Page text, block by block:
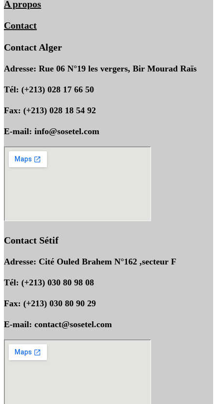
A propos
Contact
Contact Alger
Adresse: Rue 06 N°19 les vergers, Bir Mourad Raïs
Tél: (+213) 028 17 66 50
Fax: (+213) 028 18 54 92
E-mail: info@sosetel.com
Contact Sétif
Adresse: Cité Ouled Brahem N°162 ,secteur F
Tél: (+213) 030 80 98 08
Fax: (+213) 030 80 90 29
E-mail: contact@sosetel.com